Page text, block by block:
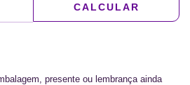
CALCULAR
presente ou lembrança ainda